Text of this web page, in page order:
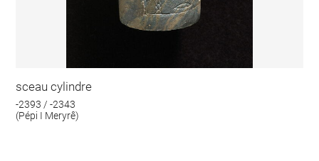
sceau cylindre
-2393 / -2343
(Pépi I Meryrê)